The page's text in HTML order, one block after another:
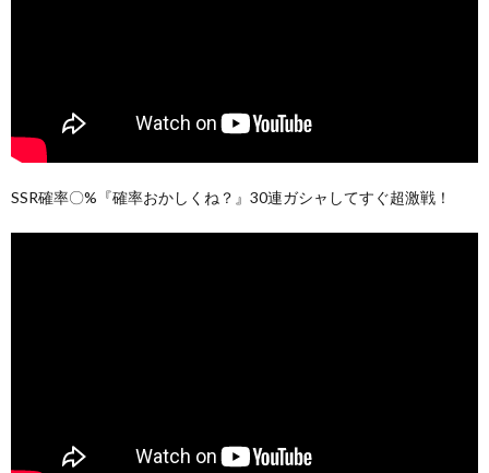
SSR確率〇%『確率おかしくね？』30連ガシャしてすぐ超激戦！